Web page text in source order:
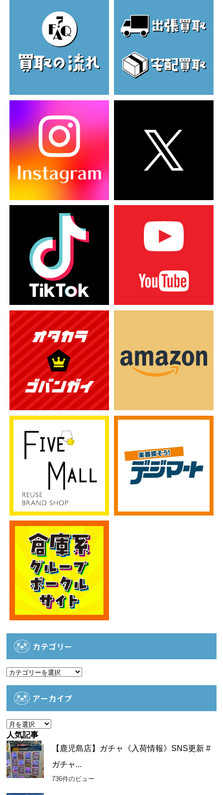
カテゴリー
カ
アーカイブ
ア
ー
カ
イ
ブ
人気記事
【鹿児島店】ガチャ《入荷情報》SNS更新 #
ガチャ...
736件のビュー